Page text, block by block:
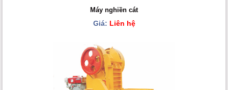
Máy nghiền cát
Giá: Liên hệ